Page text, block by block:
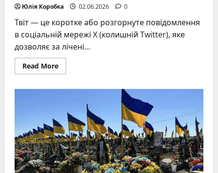
Юлія Коробка 02.06.2026 0
Твіт — це коротке або розгорнуте повідомлення
в соціальній мережі X (колишній Twitter), яке
дозволяє за лічені...
Read MoreRead
more
таке
та
як
працює
в
X
у
2026
році